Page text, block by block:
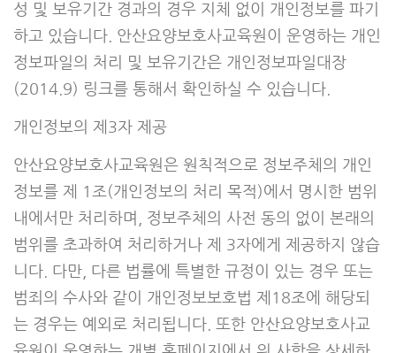
성 및 보유기간 경과의 경우 지체 없이 개인정보를 파기
하고 있습니다. 안산요양보호사교육원이 운영하는 개인
정보파일의 처리 및 보유기간은 개인정보파일대장
(2014.9) 링크를 통해서 확인하실 수 있습니다.
개인정보의 제3자 제공
안산요양보호사교육원은 원칙적으로 정보주체의 개인
정보를 제 1조(개인정보의 처리 목적)에서 명시한 범위
내에서만 처리하며, 정보주체의 사전 동의 없이 본래의
범위를 초과하여 처리하거나 제 3자에게 제공하지 않습
니다. 다만, 다른 법률에 특별한 규정이 있는 경우 또는
범죄의 수사와 같이 개인정보보호법 제18조에 해당되
는 경우는 예외로 처리됩니다. 또한 안산요양보호사교